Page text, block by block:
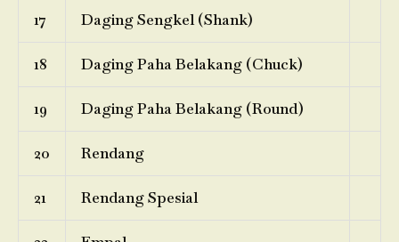
17 Daging Sengkel (Shank)
18 Daging Paha Belakang (Chuck)
19 Daging Paha Belakang (Round)
20 Rendang
21 Rendang Spesial